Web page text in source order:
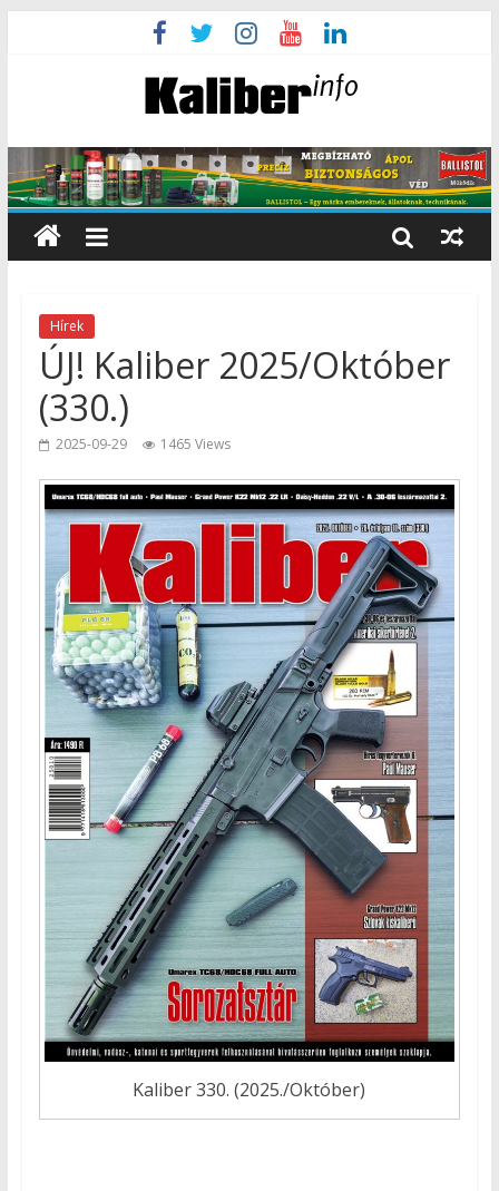
Hírek
ÚJ! Kaliber 2025/Október
(330.)
2025-09-29 1465 Views
Kaliber 330. (2025./Október)